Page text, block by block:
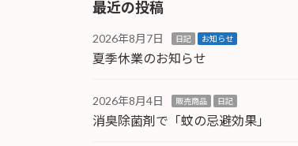
最近の投稿
2026年8月7日 日記 お知らせ
夏季休業のお知らせ
2026年8月4日 販売商品 日記
消臭除菌剤で「蚊の忌避効果」